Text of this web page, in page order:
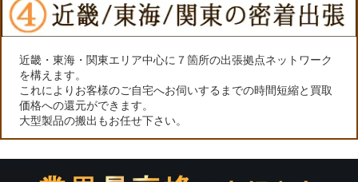
近畿・東海・関東エリア中心に７箇所の出張拠点ネットワーク
を構えます。
これによりお客様のご自宅へお伺いするまでの時間短縮と買取
価格への還元ができます。
大型製品の搬出もお任せ下さい。